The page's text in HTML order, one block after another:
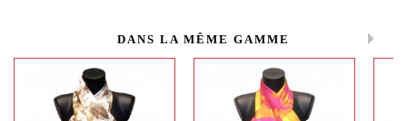
DANS LA MÊME GAMME